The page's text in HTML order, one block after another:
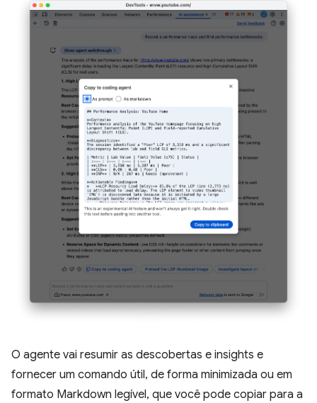
O agente vai resumir as descobertas e insights e
fornecer um comando útil, de forma minimizada ou em
formato Markdown legível, que você pode copiar para a